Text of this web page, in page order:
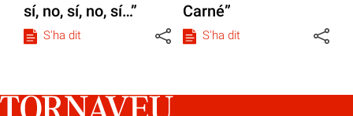
sí, no, sí, no, sí…”
S'ha dit
Carné”
S'ha dit